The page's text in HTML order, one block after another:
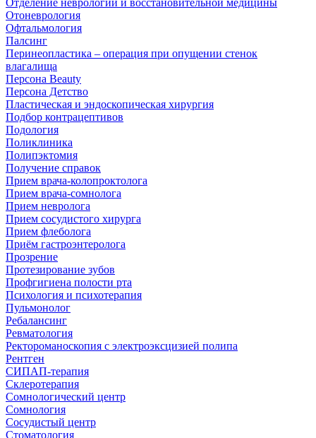
Отоневрология
Офтальмология
Палсинг
Перинеопластика – операция при опущении стенок
влагалища
Персона Beauty
Персона Детство
Пластическая и эндоскопическая хирургия
Подбор контрацептивов
Подология
Поликлиника
Полипэктомия
Получение справок
Прием врача-колопроктолога
Прием врача-сомнолога
Прием невролога
Прием сосудистого хирурга
Прием флеболога
Приём гастроэнтеролога
Прозрение
Протезирование зубов
Профгигиена полости рта
Психология и психотерапия
Пульмонолог
Ребалансинг
Ревматология
Ректороманоскопия с электроэксцизией полипа
Рентген
СИПАП-терапия
Склеротерапия
Сомнологический центр
Сомнология
Сосудистый центр
Стоматология